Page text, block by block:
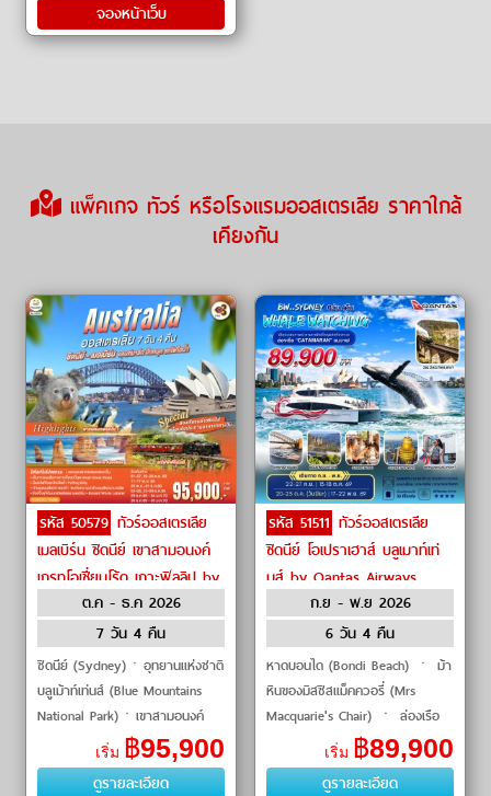
จองหน้าเว็บ
แพ็คเกจ ทัวร์ หรือโรงแรมออสเตรเลีย ราคาใกล้
เคียงกัน
รหัส 50579 ทัวร์ออสเตรเลีย
เมลเบิร์น ซิดนีย์ เขาสามอนงค์
เกรทโอเชี่ยนโร้ด เกาะฟิลลิป by
THAI Airways
ต.ค - ธ.ค 2026
7 วัน 4 คืน
ซิดนีย์ (Sydney)ㆍอุทยานแห่งชาติ
บลูเม้าท์เท่นส์ (Blue Mountains
National Park)ㆍเขาสามอนงค์
(Three Sisters)ㆍScenic World
(Scenic World)ㆍหาดบอนได
เริ่ม ฿95,900
ดูรายละเอียด
รหัส 51511 ทัวร์ออสเตรเลีย
ซิดนีย์ โอเปราเฮาส์ บลูเมาท์เท่
นส์ by Qantas Airways
ก.ย - พ.ย 2026
6 วัน 4 คืน
หาดบอนได (Bondi Beach) ㆍ ม้า
หินของมิสซิสแม็คควอรี่ (Mrs
Macquarie's Chair) ㆍ ล่องเรือ
ชมอ่าวซิดนีย์ (Sydney Harbour
Cruise) ㆍ เดอะร็อค (The Rocks)
เริ่ม ฿89,900
ดูรายละเอียด